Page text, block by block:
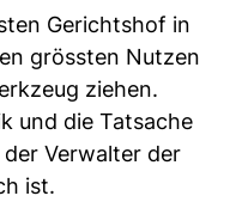
Gerichtshof in
grössten Nutzen
ziehen.
und die Tatsache
Verwalter der
ist.